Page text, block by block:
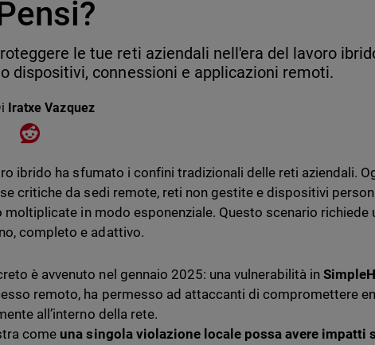
le tue reti aziendali nell'era del lavoro
dispositivi, connessioni e applicazioni remoti.
Iratxe Vazquez
Facebook
Share on XShare on Reddit
ibrido ha sfumato i confini tradizionali delle reti aziendali.
critiche da sedi remote, reti non gestite e dispositivi
moltiplicate in modo esponenziale. Questo scenario richiede
completo e adattivo.
è avvenuto nel gennaio 2025: una vulnerabilità in
remoto, ha permesso ad attaccanti di compromettere
all’interno della rete.
come una singola violazione locale possa avere impatti